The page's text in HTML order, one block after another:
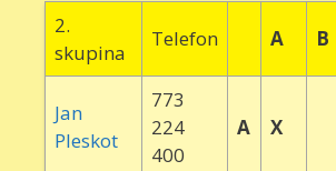
2.
skupina
Telefon A B
Jan
Pleskot
773
224
400
A X